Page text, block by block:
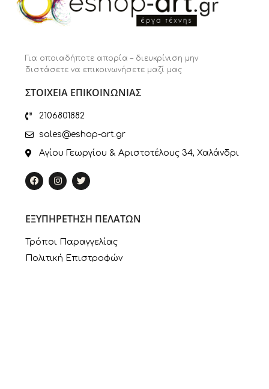
Για οποιαδήποτε απορία – διευκρίνιση μην
διστάσετε να επικοινωνήσετε μαζί μας
ΣΤΟΙΧΕΙΑ ΕΠΙΚΟΙΝΩΝΙΑΣ
2106801882
sales@eshop-art.gr
Αγίου Γεωργίου & Αριστοτέλους 34, Χαλάνδρι
ΕΞΥΠΗΡΕΤΗΣΗ ΠΕΛΑΤΩΝ
Τρόποι Παραγγελίας
Πολιτική Επιστροφών